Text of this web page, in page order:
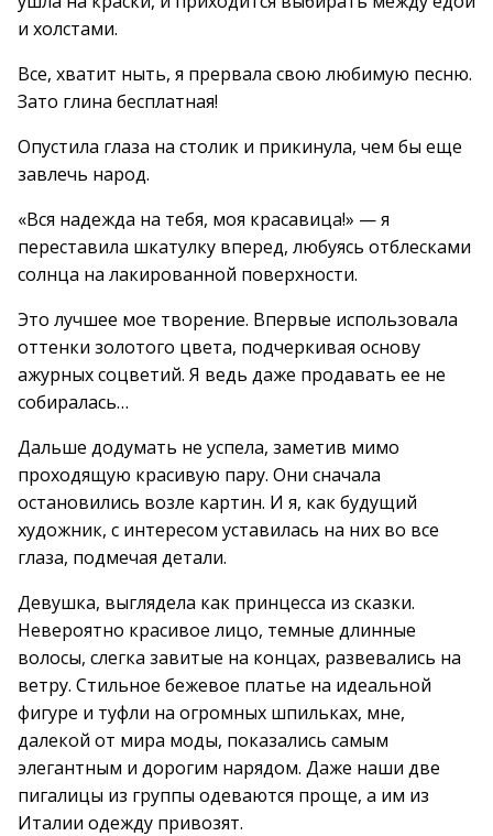
и холстами.
Все, хватит ныть, я прервала свою любимую песню.
Зато глина бесплатная!
Опустила глаза на столик и прикинула, чем бы еще
завлечь народ.
«Вся надежда на тебя, моя красавица!» — я
переставила шкатулку вперед, любуясь отблесками
солнца на лакированной поверхности.
Это лучшее мое творение. Впервые использовала
оттенки золотого цвета, подчеркивая основу
ажурных соцветий. Я ведь даже продавать ее не
собиралась…
Дальше додумать не успела, заметив мимо
проходящую красивую пару. Они сначала
остановились возле картин. И я, как будущий
художник, с интересом уставилась на них во все
глаза, подмечая детали.
Девушка, выглядела как принцесса из сказки.
Невероятно красивое лицо, темные длинные
волосы, слегка завитые на концах, развевались на
ветру. Стильное бежевое платье на идеальной
фигуре и туфли на огромных шпильках, мне,
далекой от мира моды, показались самым
элегантным и дорогим нарядом. Даже наши две
пигалицы из группы одеваются проще, а им из
Италии одежду привозят.